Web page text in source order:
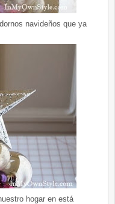
navideños que ya
hogar en está